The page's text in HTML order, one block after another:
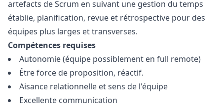
artefacts de Scrum en suivant une gestion du temps
établie, planification, revue et rétrospective pour des
équipes plus larges et transverses.
Compétences requises
Autonomie (équipe possiblement en full remote)
Être force de proposition, réactif.
Aisance relationnelle et sens de l'équipe
Excellente communication